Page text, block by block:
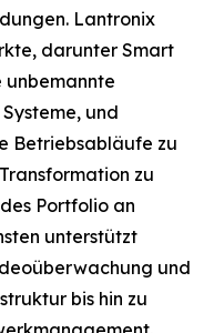
Lantronix
darunter Smart
unbemannte
und
Betriebsabläufe zu
zu
Portfolio an
unterstützt
und
bis hin zu